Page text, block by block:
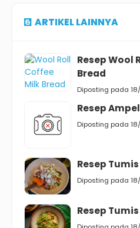
ARTIKEL LAINNYA
Resep Wool
Bread
Diposting pada
Resep
Diposting pada
Resep
Diposting pada
Resep